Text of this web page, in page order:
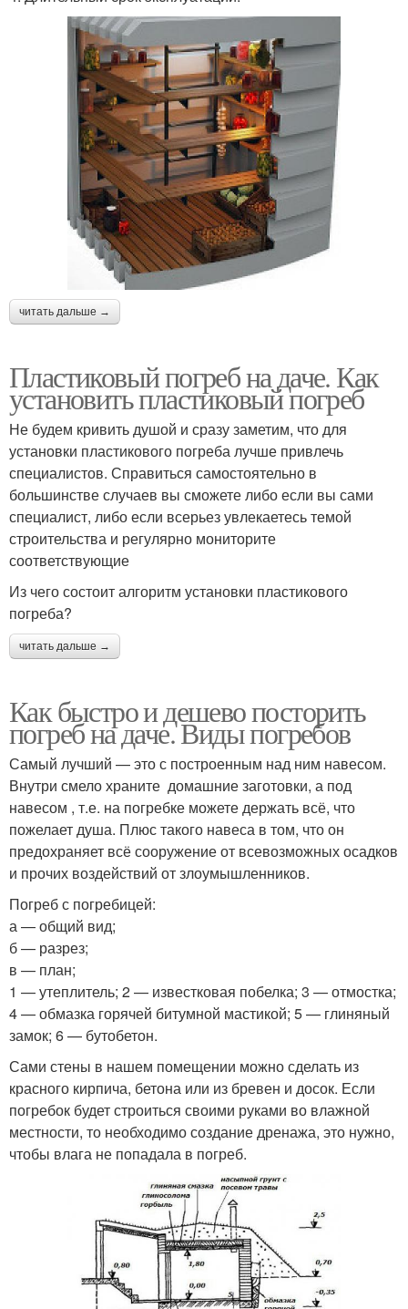
читать дальше →
Пластиковый погреб на даче. Как
установить пластиковый погреб
Не будем кривить душой и сразу заметим, что для
установки пластикового погреба лучше привлечь
специалистов. Справиться самостоятельно в
большинстве случаев вы сможете либо если вы сами
специалист, либо если всерьез увлекаетесь темой
строительства и регулярно мониторите
соответствующие
Из чего состоит алгоритм установки пластикового
погреба?
читать дальше →
Как быстро и дешево посторить
погреб на даче. Виды погребов
Самый лучший — это с построенным над ним навесом.
Внутри смело храните домашние заготовки, а под
навесом , т.е. на погребке можете держать всё, что
пожелает душа. Плюс такого навеса в том, что он
предохраняет всё сооружение от всевозможных осадков
и прочих воздействий от злоумышленников.
Погреб с погребицей:
а — общий вид;
б — разрез;
в — план;
1 — утеплитель; 2 — известковая побелка; 3 — отмостка;
4 — обмазка горячей битумной мастикой; 5 — глиняный
замок; 6 — бутобетон.
Сами стены в нашем помещении можно сделать из
красного кирпича, бетона или из бревен и досок. Если
погребок будет строиться своими руками во влажной
местности, то необходимо создание дренажа, это нужно,
чтобы влага не попадала в погреб.